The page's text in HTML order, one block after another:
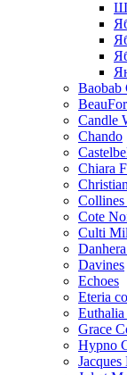
Baobab
Candle
Chando
Chiara
Collines
Cote
Culti
Davines
Echoes
Eteria
Euthalia
Grace
Hypno
Jacques